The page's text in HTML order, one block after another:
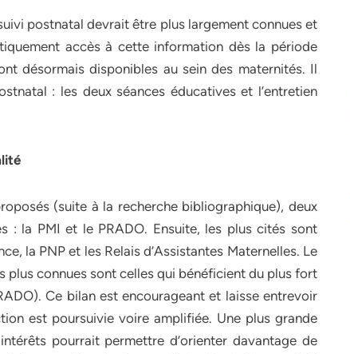
postnatal devrait être plus largement connues et
accès à cette information dès la période
désormais disponibles au sein des maternités. Il
: les deux séances éducatives et l’entretien
(suite à la recherche bibliographique), deux
: la PMI et le PRADO. Ensuite, les plus cités sont
la PNP et les Relais d’Assistantes Maternelles. Le
connues sont celles qui bénéficient du plus fort
Ce bilan est encourageant et laisse entrevoir
est poursuivie voire amplifiée. Une plus grande
pourrait permettre d’orienter davantage de